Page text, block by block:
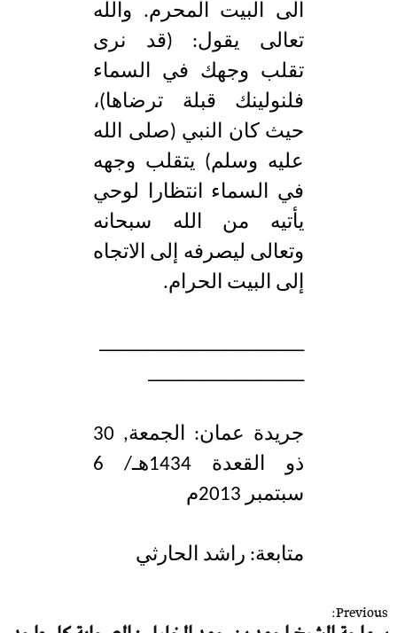
الى البيت المحرم. والله
تعالى يقول: (قد نرى
تقلب وجهك في السماء
فلنولينك قبلة ترضاها)،
حيث كان النبي (صلى الله
عليه وسلم) يتقلب وجهه
في السماء انتظارا لوحي
يأتيه من الله سبحانه
وتعالى ليصرفه إلى الاتجاه
إلى البيت الحرام.
جريدة عمان: الجمعة, 30
ذو القعدة 1434هـ/ 6
سبتمبر 2013م
متابعة: راشد الحارثي
ت
Previous: